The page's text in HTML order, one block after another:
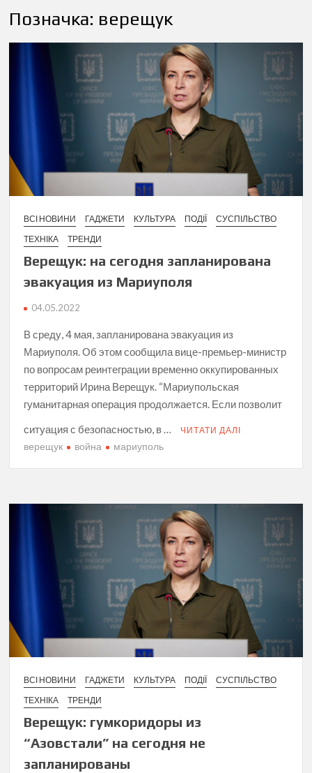
Позначка: верещук
ВСІ НОВИНИ ГАДЖЕТИ КУЛЬТУРА ПОДІЇ
СУСПІЛЬСТВО
ТЕХНІКА
ТРЕНДИ
Верещук: на сегодня запланирована
эвакуация из Мариуполя
04.05.2022
В среду, 4 мая, запланирована эвакуация из
Мариуполя. Об этом сообщила вице-премьер-министр
по вопросам реинтеграции временно оккупированных
территорий Ирина Верещук. “Мариупольская
гуманитарная операция продолжается. Если позволит
ситуация с безопасностью, в …
ЧИТАТИ ДАЛІ
верещук война мариуполь
ВСІ НОВИНИ ГАДЖЕТИ КУЛЬТУРА ПОДІЇ
СУСПІЛЬСТВО
ТЕХНІКА
ТРЕНДИ
Верещук: гумкоридоры из
“Азовстали” на сегодня не
запланированы